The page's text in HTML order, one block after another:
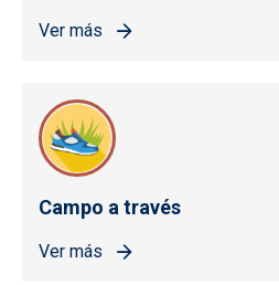
Ver más
Campo a través
Ver más